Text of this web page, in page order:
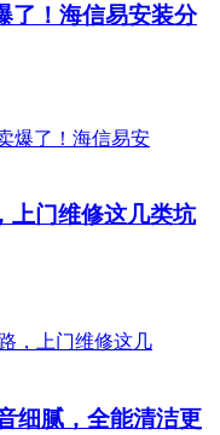
了！海信易安装分
上门维修这几类坑
细腻，全能清洁更